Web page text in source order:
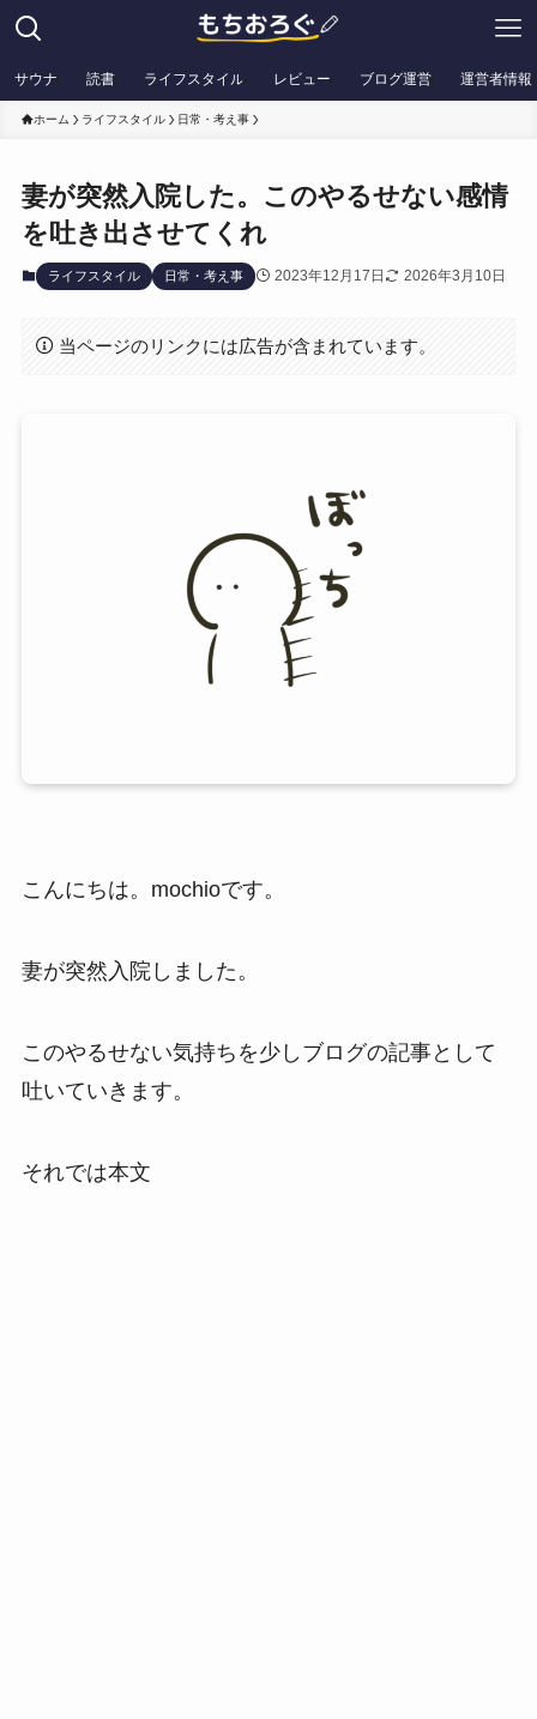
サウナ 読書 ライフスタイル レビュー ブログ運営 運営者情報
ホーム ライフスタイル 日常・考え事
妻が突然入院した。このやるせない感情
を吐き出させてくれ
ライフスタイル 日常・考え事 2023年12月17日 2026年3月10日
当ページのリンクには広告が含まれています。
こんにちは。mochioです。
妻が突然入院しました。
このやるせない気持ちを少しブログの記事として
吐いていきます。
それでは本文